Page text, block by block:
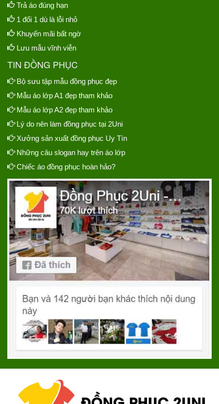
Trả áo đúng hạn
1 đổi 1 dù là lỗi nhỏ
Khuyến mãi bất ngờ
Lưu mẫu vĩnh viễn
TIN ĐỒNG PHỤC
Bộ sưu tập mẫu đồng phục đẹp
Mẫu áo lớp A1 đẹp tham khảo
Mẫu áo lớp A2 đẹp tham khảo
Lý do nên làm đồng phục tại 2Uni
Xưởng sản xuất đồng phục Uy Tín
Những câu slogan hay trên áo lớp
Chiếc áo đồng phục hoàn hảo?